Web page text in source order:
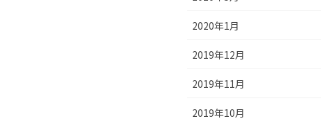
2020年1月
2019年12月
2019年11月
2019年10月